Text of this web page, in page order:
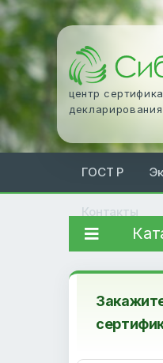
центр
декларирования
ГОСТ Р
Контакты